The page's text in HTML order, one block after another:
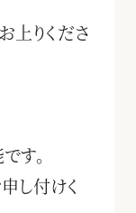
上りくださ
す。
し付けく